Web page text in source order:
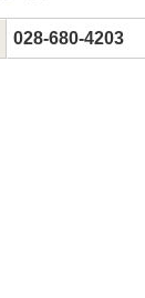
028-680-4203